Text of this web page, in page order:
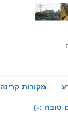
מקורות קרינה
טובה :-)